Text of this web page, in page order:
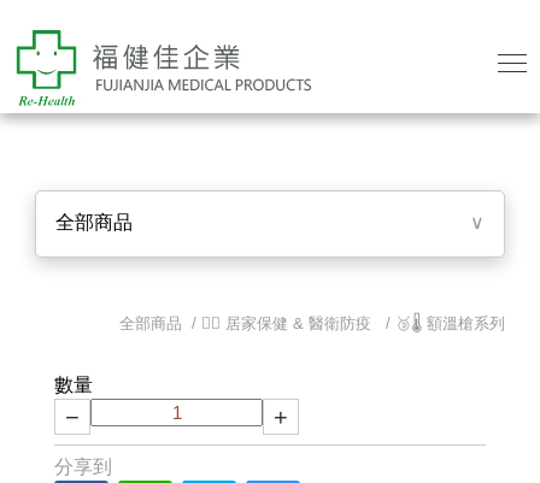
全部商品 ∨
全部商品 / 👨‍⚕️ 居家保健 & 醫衛防疫 / 🥉🌡 額溫槍系列
數量
− +
分享到